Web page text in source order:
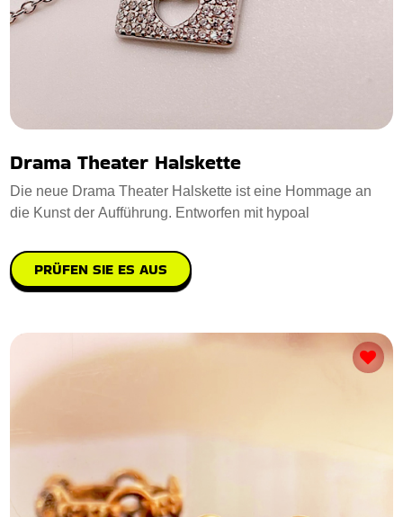
Drama Theater Halskette
Die neue Drama Theater Halskette ist eine Hommage an
die Kunst der Aufführung. Entworfen mit hypoal
PRÜFEN SIE ES AUS